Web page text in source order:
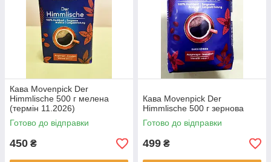
Кава Movenpick Der
Himmlische 500 г мелена
(термін 11.2026)
Готово до відправки
450 ₴
Кава Movenpick Der
Himmlische 500 г зернова
Готово до відправки
499 ₴